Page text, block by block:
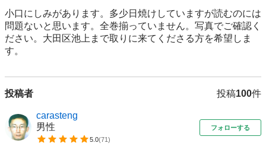
小口にしみがあります。多少日焼けしていますが読むのには
問題ないと思います。全巻揃っていません。写真でご確認く
ださい。大田区池上まで取りに来てくださる方を希望しま
す。
投稿者 投稿100件
carasteng
男性
5.0(71)
フォローする